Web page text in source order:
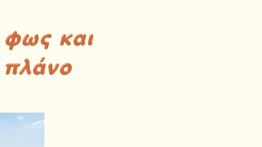
και